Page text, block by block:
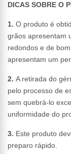
DICAS SOBRE O
1. O produto é
grãos apresentam
redondos e de
apresentam um
2. A retirada do
pelo processo de
sem quebrá-lo
uniformidade do
3. Este produto
preparo rápido.